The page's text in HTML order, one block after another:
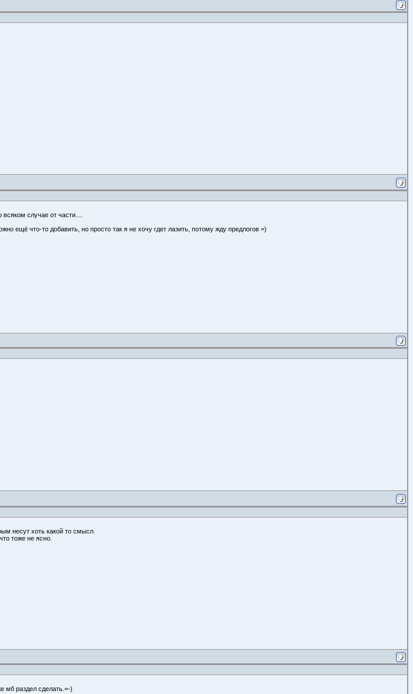
случае от части....
ещё что-то добавить, но просто так я не хочу гдет лазить, потому жду предлогов =)
несут хоть какой то смысл.
тоже не ясно.
мб раздел сделать.=-)